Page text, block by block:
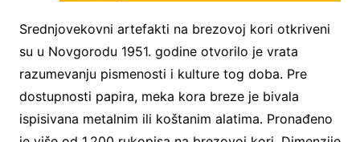
Srednjovekovni artefakti na brezovoj kori otkriveni
su u Novgorodu 1951. godine otvorilo je vrata
razumevanju pismenosti i kulture tog doba. Pre
dostupnosti papira, meka kora breze je bivala
ispisivana metalnim ili koštanim alatima. Pronađeno